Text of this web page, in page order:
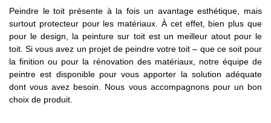
Peindre le toit présente à la fois un avantage esthétique, mais
surtout protecteur pour les matériaux. À cet effet, bien plus que
pour le design, la peinture sur toit est un meilleur atout pour le
toit. Si vous avez un projet de peindre votre toit – que ce soit pour
la finition ou pour la rénovation des matériaux, notre équipe de
peintre est disponible pour vous apporter la solution adéquate
dont vous avez besoin. Nous vous accompagnons pour un bon
choix de produit.